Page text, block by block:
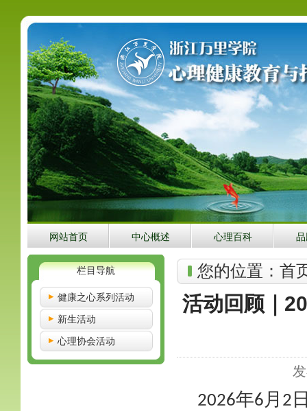
网站首页 中心概述 心理百科
栏目导航
健康之心系列活动
新生活动
心理协会活动
您的位置： 首
活动回顾｜
2026年6月 2